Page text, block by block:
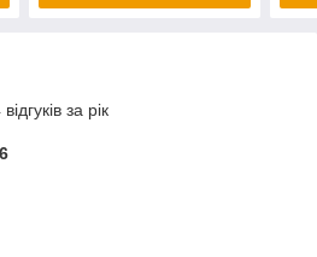
за рік